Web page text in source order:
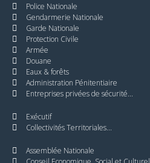
Police Nationale
Gendarmerie Nationale
Garde Nationale
Protection Civile
Armée
Douane
Eaux & forêts
Administration Pénitentiaire
Entreprises privées de sécurité...
Exécutif
Collectivités Territoriales...
Assemblée Nationale